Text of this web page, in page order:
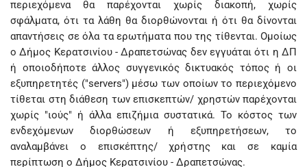
περιεχόμενα θα παρέχονται χωρίς διακοπή, χωρίς
σφάλματα, ότι τα λάθη θα διορθώνονται ή ότι θα δίνονται
απαντήσεις σε όλα τα ερωτήματα που της τίθενται. Ομοίως
ο Δήμος Κερατσινίου - Δραπετσώνας δεν εγγυάται ότι η ΔΠ
ή οποιοδήποτε άλλος συγγενικός δικτυακός τόπος ή οι
εξυπηρετητές ("servers") μέσω των οποίων το περιεχόμενο
τίθεται στη διάθεση των επισκεπτών/ χρηστών παρέχονται
χωρίς "ιούς" ή άλλα επιζήμια συστατικά. Το κόστος των
ενδεχόμενων διορθώσεων ή εξυπηρετήσεων, το
αναλαμβάνει ο επισκέπτης/ χρήστης και σε καμία
περίπτωση ο Δήμος Κερατσινίου - Δραπετσώνας.